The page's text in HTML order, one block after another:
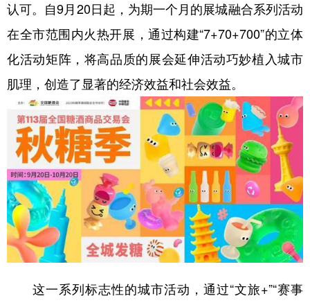
认可。自9月20日起，为期一个月的展城融合系列活动
在全市范围内火热开展，通过构建“7+70+700”的立体
化活动矩阵，将高品质的展会延伸活动巧妙植入城市
肌理，创造了显著的经济效益和社会效益。
这一系列标志性的城市活动，通过“文旅+”“赛事